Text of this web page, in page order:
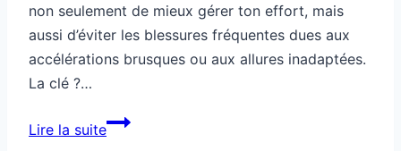
non seulement de mieux gérer ton effort, mais
aussi d’éviter les blessures fréquentes dues aux
accélérations brusques ou aux allures inadaptées.
La clé ?…
Lire la suiteComment